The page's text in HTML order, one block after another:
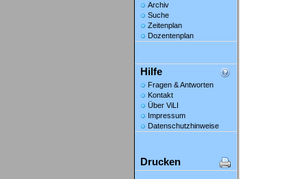
Archiv
Suche
Zeitenplan
Dozentenplan
Hilfe
Fragen & Antworten
Kontakt
Über ViLI
Impressum
Datenschutzhinweise
Drucken